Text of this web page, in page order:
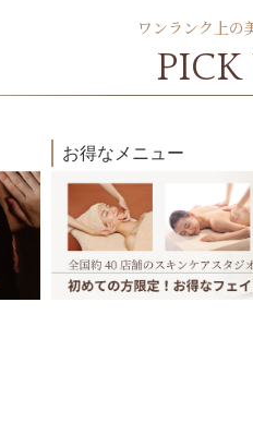
ワンランク上の
PICK
お得なメニュー